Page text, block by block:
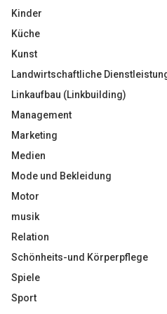
Kinder
Küche
Kunst
Landwirtschaftliche
Linkaufbau (Linkbuilding)
Management
Marketing
Medien
Mode und Bekleidung
Motor
musik
Relation
Schönheits-und Körperpflege
Spiele
Sport